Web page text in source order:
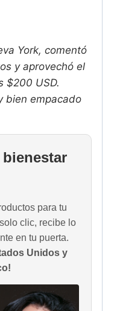
York, comentó
y aprovechó el
$200 USD.
bien empacado
bienestar
para tu
clic, recibe lo
en tu puerta.
Unidos y